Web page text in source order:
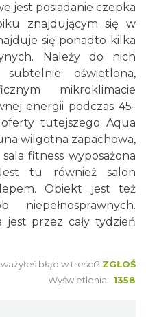
jest posiadanie czepka
znajdującym się w
się ponadto kilka
Należy do nich
oświetlona,
mikroklimacie
energii podczas 45-
tutejszego Aqua
wilgotna zapachowa,
fitness wyposażona
tu również salon
Obiekt jest też
jest przez cały tydzień
błąd w treści? ZGŁOŚ
Wyświetlenia: 1358